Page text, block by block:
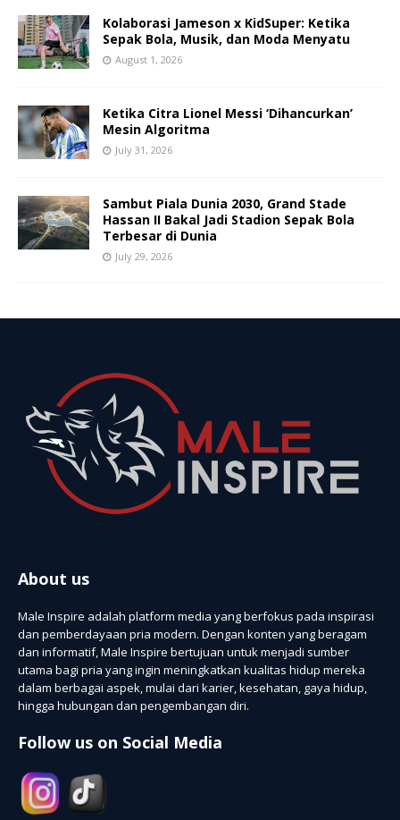
Kolaborasi Jameson x KidSuper: Ketika
Sepak Bola, Musik, dan Moda Menyatu
August 1, 2026
Ketika Citra Lionel Messi ‘Dihancurkan’
Mesin Algoritma
July 31, 2026
Sambut Piala Dunia 2030, Grand Stade
Hassan II Bakal Jadi Stadion Sepak Bola
Terbesar di Dunia
July 29, 2026
About us
Male Inspire adalah platform media yang berfokus pada inspirasi
dan pemberdayaan pria modern. Dengan konten yang beragam
dan informatif, Male Inspire bertujuan untuk menjadi sumber
utama bagi pria yang ingin meningkatkan kualitas hidup mereka
dalam berbagai aspek, mulai dari karier, kesehatan, gaya hidup,
hingga hubungan dan pengembangan diri.
Follow us on Social Media